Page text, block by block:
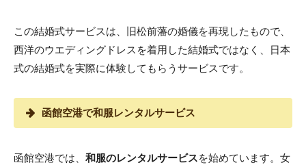
この結婚式サービスは、旧松前藩の婚儀を再現したもので、
西洋のウエディングドレスを着用した結婚式ではなく、日本
式の結婚式を実際に体験してもらうサービスです。
函館空港で和服レンタルサービス
函館空港では、 和服のレンタルサービスを始めています。女